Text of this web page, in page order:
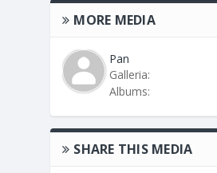
MORE MEDIA
Pan
Galleria:
Albums:
SHARE THIS MEDIA